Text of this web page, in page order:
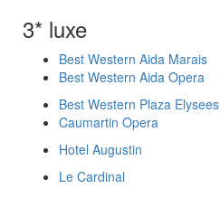
3* luxe
Best Western Aida Marais
Best Western Aida Opera
Best Western Plaza Elysees
Caumartin Opera
Hotel Augustin
Le Cardinal